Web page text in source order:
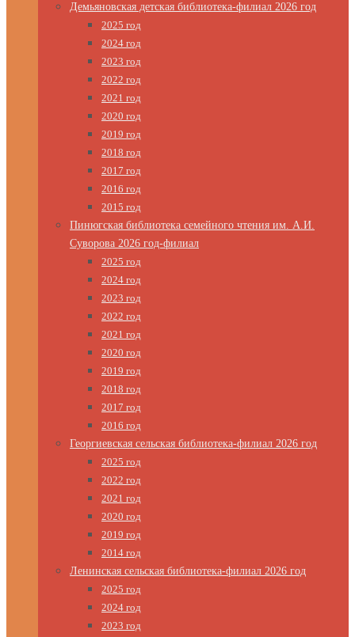
Демьяновская детская библиотека-филиал 2026 год
2025 год
2024 год
2023 год
2022 год
2021 год
2020 год
2019 год
2018 год
2017 год
2016 год
2015 год
Пинюгская библиотека семейного чтения им. А.И.
Суворова 2026 год-филиал
2025 год
2024 год
2023 год
2022 год
2021 год
2020 год
2019 год
2018 год
2017 год
2016 год
Георгиевская сельская библиотека-филиал 2026 год
2025 год
2022 год
2021 год
2020 год
2019 год
2014 год
Ленинская сельская библиотека-филиал 2026 год
2025 год
2024 год
2023 год